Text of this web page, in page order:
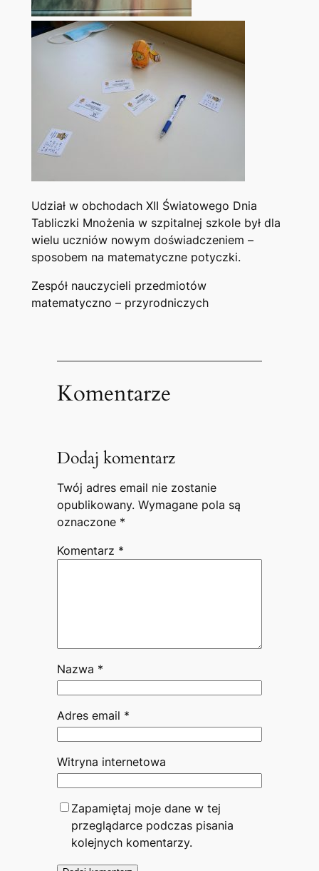
Udział w obchodach XII Światowego Dnia
Tabliczki Mnożenia w szpitalnej szkole był dla
wielu uczniów nowym doświadczeniem –
sposobem na matematyczne potyczki.
Zespół nauczycieli przedmiotów
matematyczno – przyrodniczych
Komentarze
Dodaj komentarz
Twój adres email nie zostanie
opublikowany. Wymagane pola są
oznaczone *
Komentarz *
Nazwa *
Adres email *
Witryna internetowa
Zapamiętaj moje dane w tej
przeglądarce podczas pisania
kolejnych komentarzy.